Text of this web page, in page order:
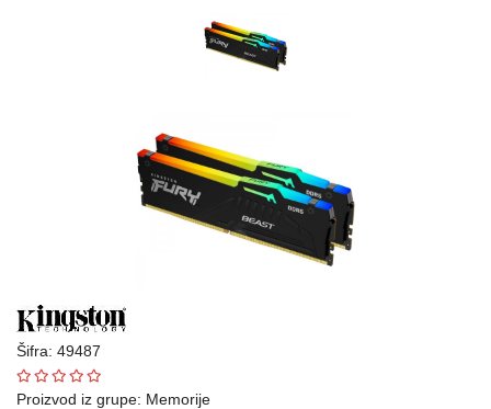
Telefoni
oprema
Šifra: 49487
Proizvod iz grupe: Memorije